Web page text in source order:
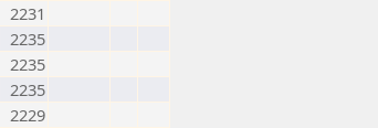
2231
2235
2235
2235
2229